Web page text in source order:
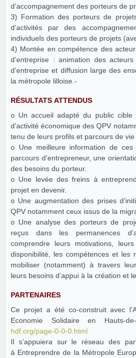
d’accompagnement des porteurs de
3) Formation des porteurs de
d’activités par des
individuels des porteurs de projets
4) Montée en compétence des
d’entreprise : animation des
d’entreprise et diffusion large des
la métropole lilloise.-
RÉSULTATS ATTENDUS
o Un accueil adapté du public cible
d’activité économique des QPV
tenu de leurs profils et parcours de vie
o Une meilleure information de
parcours d’entrepreneur, une
des besoins du porteur.
o Une levée des freins à
projet en devenir.
o Une augmentation des prises
QPV notamment ceux issus de la
o Une analyse des porteurs de
reçus dans les permanences
comprendre leurs motivations,
disponibilité, les compétences et les
mobiliser (notamment) à travers
leurs besoins d’appui à la création et
PARTENAIRES
Ce projet a été co-construit avec
Economie Solidaire en Hauts-
hdf.org/page-0-0-0.html
Il s’appuiera sur le réseau des
à Entreprendre de la Métropole